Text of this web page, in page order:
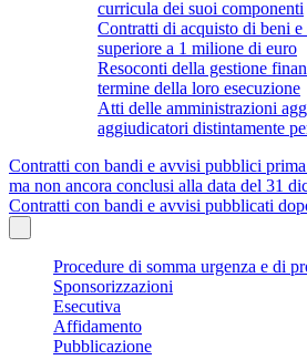
curricula dei suoi componenti
Contratti di acquisto di beni
superiore a 1 milione di euro
Resoconti della gestione
termine della loro esecuzione
Atti delle amministrazioni
aggiudicatori distintamente
Contratti con bandi e avvisi pubblici
ma non ancora conclusi alla data del 31
Contratti con bandi e avvisi pubblicati
Procedure di somma urgenza e di
Sponsorizzazioni
Esecutiva
Affidamento
Pubblicazione